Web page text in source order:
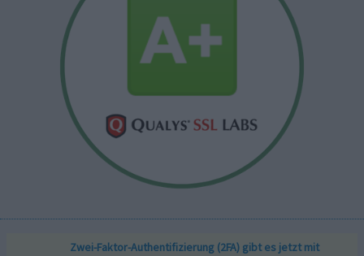
Zwei-Faktor-Authentifizierung (2FA) gibt es jetzt mit